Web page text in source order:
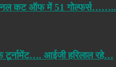
कट ऑफ में 51 गोल्फर्स……..
टूर्नामेंट…. आईजी हरिलाल रहे…